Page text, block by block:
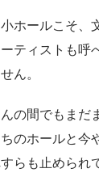
ールこそ、
ティストも呼
ん。
の間でもまだ
のホールと今
らも止められ